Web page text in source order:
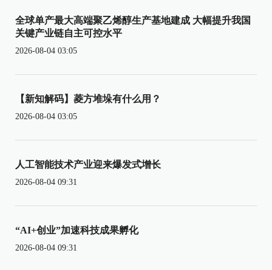
全球单产最大高端聚乙烯醇生产基地建成 大幅提升我国
关键产业链自主可控水平
2026-08-04 03:05
【新知解码】菱方堆垛有什么用？
2026-08-04 03:05
人工智能技术产业迎来爆发式增长
2026-08-04 09:31
“AI+创业”加速科技成果孵化
2026-08-04 09:31